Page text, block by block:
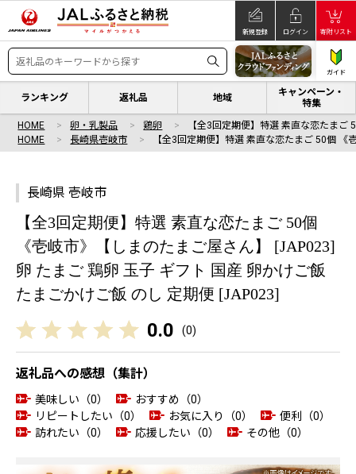
新規登録 ログイン 寄附リスト
ガイド
ランキング 返礼品 地域
キャンペーン・
特集
HOME 卵・乳製品 鶏卵
【全3回定期便】特選 素直な恋たまご
HOME
長崎県壱岐市 【全3回定期便】特選 素直な恋たまご 50個 《
長崎県 壱岐市
【全3回定期便】特選 素直な恋たまご 50個
《壱岐市》【しまのたまご屋さん】 [JAP023]
卵 たまご 鶏卵 玉子 ギフト 国産 卵かけご飯
たまごかけご飯 のし 定期便 [JAP023]
0.0 (0)
返礼品への感想（集計）
美味しい（0）
おすすめ（0）
リピートしたい（0）
お気に入り（0）
便利（0）
訪れたい（0）
応援したい（0） その他（0）